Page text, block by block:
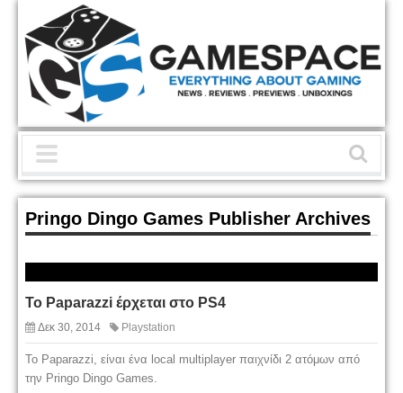
Pringo Dingo Games Publisher Archives
To Paparazzi έρχεται στο PS4
Δεκ 30, 2014 Playstation
To Paparazzi, είναι ένα local multiplayer παιχνίδι 2 ατόμων από
την Pringo Dingo Games.